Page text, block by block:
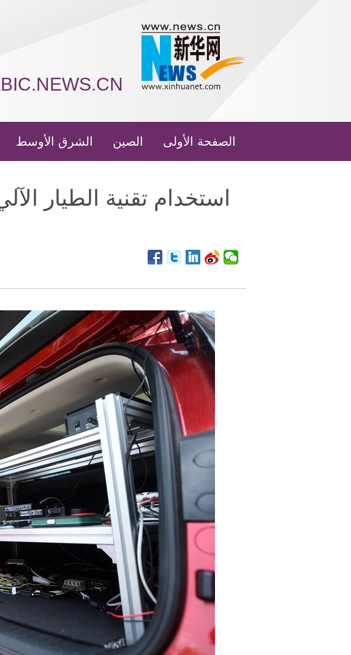
الصفحة الأولى الصين الشرق الأوسط
استخدام تقنية الطيار